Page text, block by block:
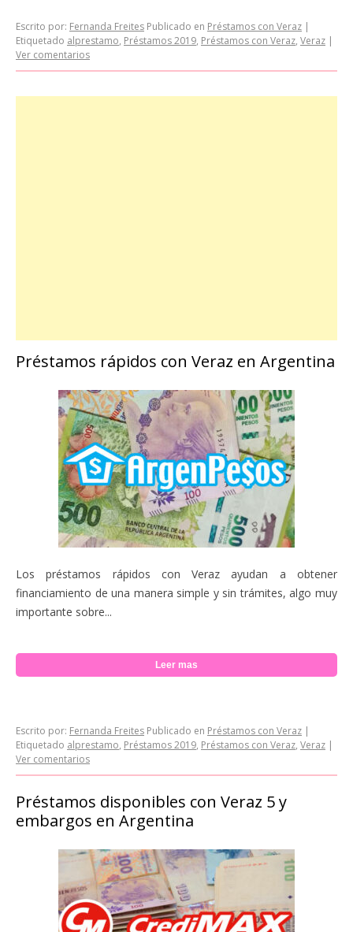
Escrito por: Fernanda Freites Publicado en Préstamos con Veraz |
Etiquetado alprestamo, Préstamos 2019, Préstamos con Veraz, Veraz |
Ver comentarios
Préstamos rápidos con Veraz en Argentina
Los préstamos rápidos con Veraz ayudan a obtener
financiamiento de una manera simple y sin trámites, algo muy
importante sobre...
Leer mas
Escrito por: Fernanda Freites Publicado en Préstamos con Veraz |
Etiquetado alprestamo, Préstamos 2019, Préstamos con Veraz, Veraz |
Ver comentarios
Préstamos disponibles con Veraz 5 y
embargos en Argentina